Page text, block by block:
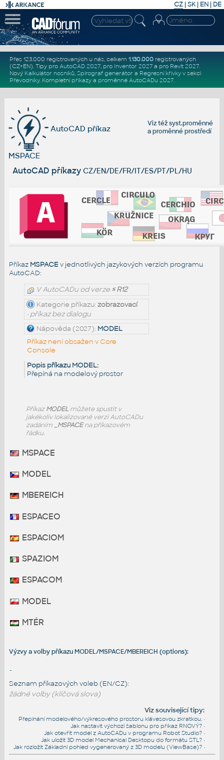
CZ | SK| EN | DE
Přes 123.000 registrovaných u nás, celkem 1.130.000registrovaných
(CZ+EN). Tipy pro AutoCAD 2027, pro Inventor 2027a pro Revit 2027.
Nový Kalkulátor nosníků, Spirograf generátor a Regresní křivkyv sekci
Převodníky. Kompletní příkazya proměnné AutoCADu 2027.
Viz téžsyst.proměnné
aproměnné prostředí
AutoCAD příkaz
MSPACE
AutoCAD příkazy CZ/EN/DE/FR/IT/ES/PT/PL/HU
Příkaz MSPACEv jednotlivých jazykových verzích programu
AutoCAD:
V AutoCADu od verze≤ R12
Kategorie příkazu: zobrazovací
• příkaz bez dialogu
Nápověda (2027): MODEL
Příkaz není obsažen v Core
Console
Popis příkazu MODEL:
Přepíná na modelový prostor
PříkazMODELmůžete spustit v
jakékoliv lokalizované verzi AutoCADu
zadáním _MSPACEna příkazovém
řádku.
MSPACE
MODEL
MBEREICH
ESPACEO
ESPACIOM
SPAZIOM
ESPACOM
MODEL
MTÉR
Výzvy a volby příkazu MODEL/MSPACE/MBEREICH (options):
-
Seznam příkazových voleb (EN/CZ):
žádné volby (klíčová slova)
Vizsouvisející tipy:
Přepínání modelového/výkresového prostoru klávesovou zkratkou. •
Jak nastavit výchozí šablonu pro příkaz RNOVÝ? •
Jak otevřít model z AutoCADu v programu Robot Studio? •
Jak uložit 3D model Mechanical Desktopu do formátu STL? •
Jak rozložit Základní pohled vygenerovaný z 3D modelu (ViewBase)? •